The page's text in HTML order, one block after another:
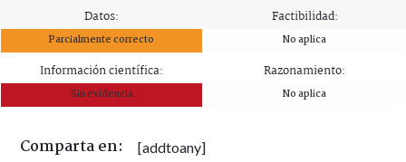
Datos:
Parcialmente correcto
Factibilidad:
No aplica
Información científica:
Sin evidencia
Razonamiento:
No aplica
Comparta en: [addtoany]